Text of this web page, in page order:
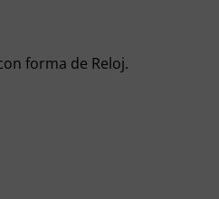
forma de Reloj.